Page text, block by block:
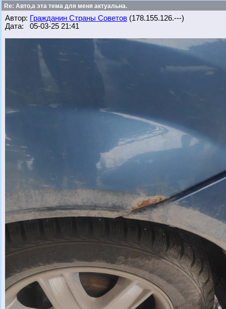
Re: Авто,а эта тема для меня актуальна.
Автор: Гражданин Страны Советов (178.155.126.---)
Дата: 05-03-25 21:41